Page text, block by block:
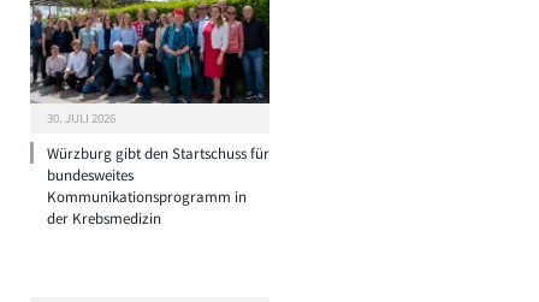
30. JULI 2026
Würzburg gibt den Startschuss für
bundesweites
Kommunikationsprogramm in
der Krebsmedizin